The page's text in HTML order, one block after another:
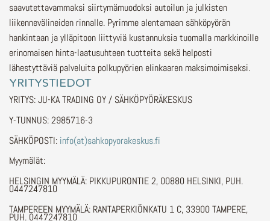
saavutettavammaksi siirtymämuodoksi autoilun ja julkisten
liikennevälineiden rinnalle. Pyrimme alentamaan sähköpyörän
hankintaan ja ylläpitoon liittyviä kustannuksia tuomalla markkinoille
erinomaisen hinta-laatusuhteen tuotteita sekä helposti
lähestyttäviä palveluita polkupyörien elinkaaren maksimoimiseksi.
YRITYSTIEDOT
YRITYS: JU-KA TRADING OY / SÄHKÖPYÖRÄKESKUS
Y-TUNNUS: 2985716-3
SÄHKÖPOSTI: info(at)sahkopyorakeskus.fi
Myymälät:
HELSINGIN MYYMÄLÄ: PIKKUPURONTIE 2, 00880 HELSINKI, PUH.
0447247810
TAMPEREEN MYYMÄLÄ: RANTAPERKIÖNKATU 1 C, 33900 TAMPERE,
PUH. 0447247810